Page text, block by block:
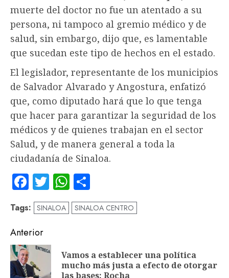
muerte del doctor no fue un atentado a su
persona, ni tampoco al gremio médico y de
salud, sin embargo, dijo que, es lamentable
que sucedan este tipo de hechos en el estado.
El legislador, representante de los municipios
de Salvador Alvarado y Angostura, enfatizó
que, como diputado hará que lo que tenga
que hacer para garantizar la seguridad de los
médicos y de quienes trabajan en el sector
Salud, y de manera general a toda la
ciudadanía de Sinaloa.
Facebook
TwitterWhatsApp
Tags: SINALOA SINALOA CENTRO
Navegación
de
entradas
Anterior
Vamos a establecer una política
mucho más justa a efecto de otorgar
las bases: Rocha